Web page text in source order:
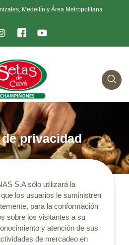
Medellín y Área Metropolitana
privacidad
S.A sólo utilizará la
los usuarios le suministren
para la conformación
sobre los visitantes a su
y atención de sus
de mercadeo en